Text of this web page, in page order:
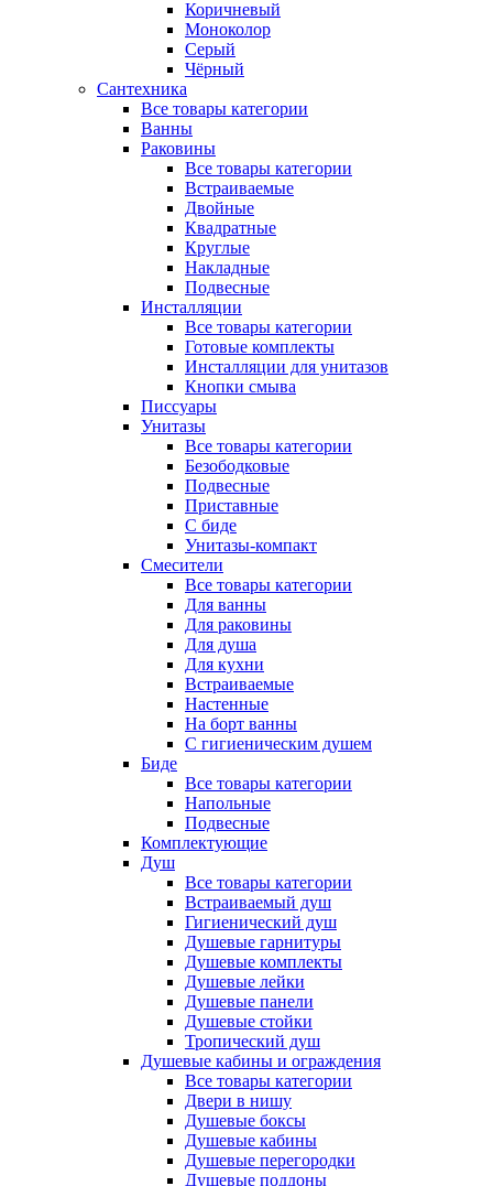
Коричневый
Моноколор
Серый
Чёрный
Сантехника
Все товары категории
Ванны
Раковины
Все товары категории
Встраиваемые
Двойные
Квадратные
Круглые
Накладные
Подвесные
Инсталляции
Все товары категории
Готовые комплекты
Инсталляции для унитазов
Кнопки смыва
Писсуары
Унитазы
Все товары категории
Безободковые
Подвесные
Приставные
С биде
Унитазы-компакт
Смесители
Все товары категории
Для ванны
Для раковины
Для душа
Для кухни
Встраиваемые
Настенные
На борт ванны
С гигиеническим душем
Биде
Все товары категории
Напольные
Подвесные
Комплектующие
Душ
Все товары категории
Встраиваемый душ
Гигиенический душ
Душевые гарнитуры
Душевые комплекты
Душевые лейки
Душевые панели
Душевые стойки
Тропический душ
Душевые кабины и ограждения
Все товары категории
Двери в нишу
Душевые боксы
Душевые кабины
Душевые перегородки
Душевые поддоны